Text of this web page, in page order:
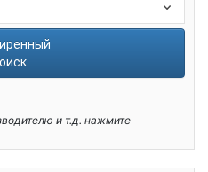
и т.д. нажмите